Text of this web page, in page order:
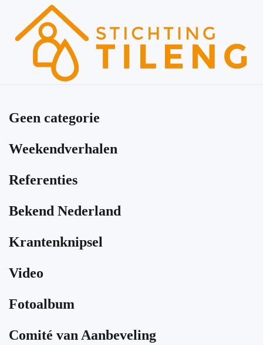
Skip to main content
Geen categorie
Weekendverhalen
Referenties
Bekend Nederland
Krantenknipsel
Video
Fotoalbum
Comité van Aanbeveling